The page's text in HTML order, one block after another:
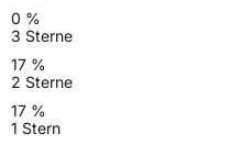
0 %
3 Sterne
17 %
2 Sterne
17 %
1 Stern